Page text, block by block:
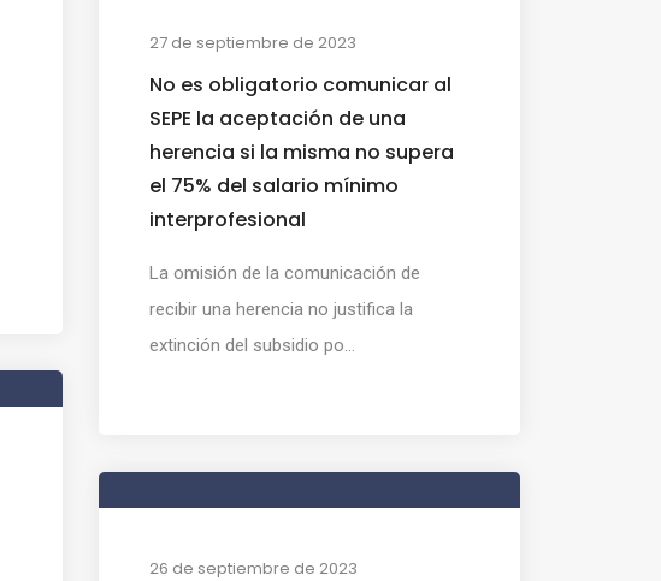
27 de septiembre de 2023
No es obligatorio comunicar al
SEPE la aceptación de una
herencia si la misma no supera
el 75% del salario mínimo
interprofesional
La omisión de la comunicación de
recibir una herencia no justifica la
extinción del subsidio po...
26 de septiembre de 2023